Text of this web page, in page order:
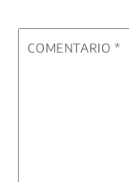
COMENTARIO*